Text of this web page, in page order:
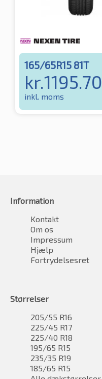
165/65R15 81T
kr.1195.70
inkl. moms
Information
Kontakt
Om os
Impressum
Hjælp
Fortrydelsesret
Størrelser
205/55 R16
225/45 R17
225/40 R18
195/65 R15
235/35 R19
185/65 R15